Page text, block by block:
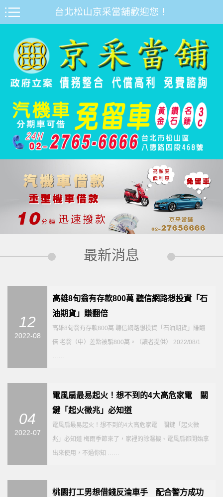
台北松山京采當舖歡迎您！
最新消息
12
2022-08
高雄8旬翁有存款800萬 聽信網路想投資「石
油期貨」賺翻倍
高雄8旬翁有存款800萬 聽信網路想投資「石油期貨」賺翻
倍 老翁（中）差點被騙800萬。（讀者提供） 2022/08/1
……
04
2022-07
電風扇最易起火！想不到的4大高危家電 關
鍵「起火徵兆」必知道
電風扇最易起火！想不到的4大高危家電 關鍵「起火徵
兆」必知道 梅雨季節來了，家裡的除濕機、電風扇都開始拿
出來使用，不過你知 ……
桃園打工男想借錢反淪車手 配合警方成功